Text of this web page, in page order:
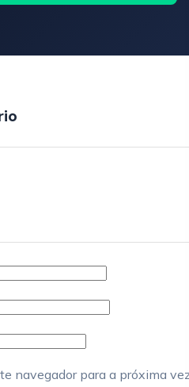
navegador para a próxima